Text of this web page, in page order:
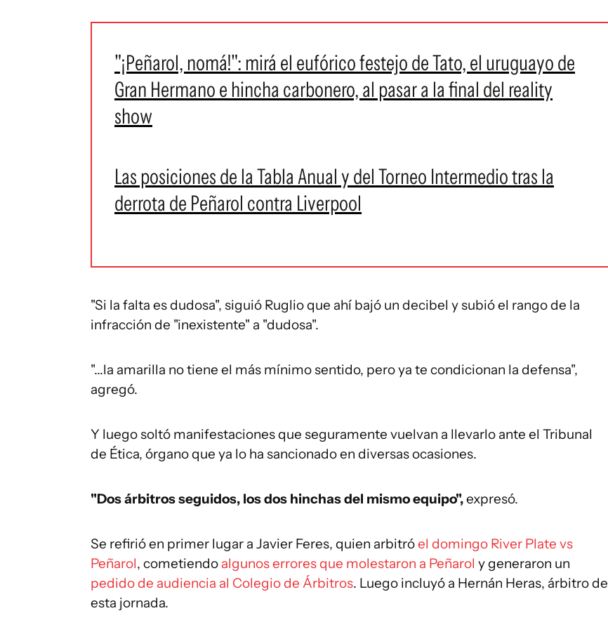
"¡Peñarol, nomá!": mirá el eufórico festejo de Tato, el uruguayo de
Gran Hermano e hincha carbonero, al pasar a la final del reality
show
Las posiciones de la Tabla Anual y del Torneo Intermedio tras la
derrota de Peñarol contra Liverpool
"Si la falta es dudosa", siguió Ruglio que ahí bajó un decibel y subió el rango de la
infracción de "inexistente" a "dudosa".
"...la amarilla no tiene el más mínimo sentido, pero ya te condicionan la defensa",
agregó.
Y luego soltó manifestaciones que seguramente vuelvan a llevarlo ante el Tribunal
de Ética, órgano que ya lo ha sancionado en diversas ocasiones.
"Dos árbitros seguidos, los dos hinchas del mismo equipo",expresó.
Se refirió en primer lugar a Javier Feres, quien arbitróel domingo River Plate vs
Peñarol, cometiendo algunos errores que molestaron a Peñarol y generaron un
pedido de audiencia al Colegio de Árbitros. Luego incluyó a Hernán Heras, árbitro de
esta jornada.